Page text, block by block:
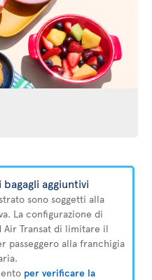
aggiuntivi
sono soggetti alla
La configurazione di
Transat di limitare il
passeggero alla franchigia
per verificare la